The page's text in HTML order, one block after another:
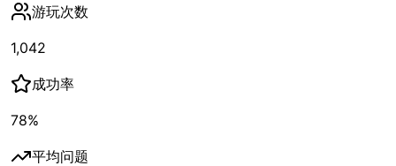
游玩次数
1,042
成功率
78%
平均问题